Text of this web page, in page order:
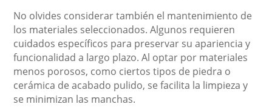
No olvides considerar también el mantenimiento de
los materiales seleccionados. Algunos requieren
cuidados específicos para preservar su apariencia y
funcionalidad a largo plazo. Al optar por materiales
menos porosos, como ciertos tipos de piedra o
cerámica de acabado pulido, se facilita la limpieza y
se minimizan las manchas.